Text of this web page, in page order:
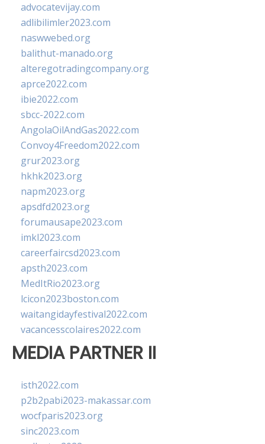
advocatevijay.com
adlibilimler2023.com
naswwebed.org
balithut-manado.org
alteregotradingcompany.org
aprce2022.com
ibie2022.com
sbcc-2022.com
AngolaOilAndGas2022.com
Convoy4Freedom2022.com
grur2023.org
hkhk2023.org
napm2023.org
apsdfd2023.org
forumausape2023.com
imkl2023.com
careerfaircsd2023.com
apsth2023.com
MedItRio2023.org
lcicon2023boston.com
waitangidayfestival2022.com
vacancesscolaires2022.com
MEDIA PARTNER II
isth2022.com
p2b2pabi2023-makassar.com
wocfparis2023.org
sinc2023.com